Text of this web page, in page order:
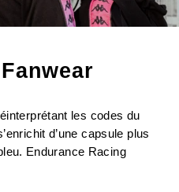
les codes du
d’une capsule plus
Endurance Racing